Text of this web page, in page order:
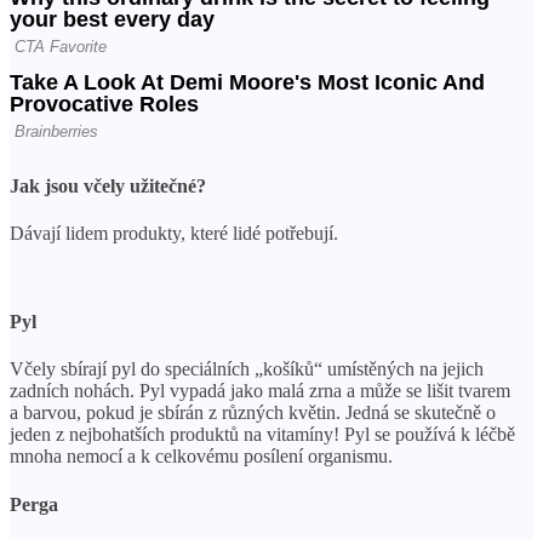
Jak jsou včely užitečné?
Dávají lidem produkty, které lidé potřebují.
Pyl
Včely sbírají pyl do speciálních „košíků“ umístěných na jejich
zadních nohách. Pyl vypadá jako malá zrna a může se lišit tvarem
a barvou, pokud je sbírán z různých květin. Jedná se skutečně o
jeden z nejbohatších produktů na vitamíny! Pyl se používá k léčbě
mnoha nemocí a k celkovému posílení organismu.
Perga